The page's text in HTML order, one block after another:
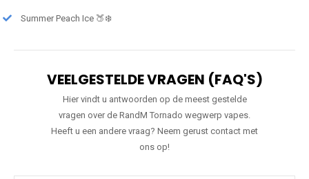
Summer Peach Ice 🍑❄️
VEELGESTELDE VRAGEN (FAQ'S)
Hier vindt u antwoorden op de meest gestelde
vragen over de RandM Tornado wegwerp vapes.
Heeft u een andere vraag? Neem gerust contact met
ons op!